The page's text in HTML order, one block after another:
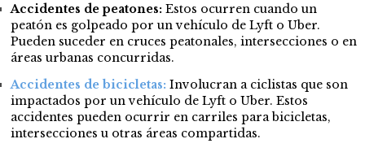
Accidentes de peatones: Estos ocurren cuando un
peatón es golpeado por un vehículo de Lyft o Uber.
Pueden suceder en cruces peatonales, intersecciones o en
áreas urbanas concurridas.
Accidentes de bicicletas: Involucran a ciclistas que son
impactados por un vehículo de Lyft o Uber. Estos
accidentes pueden ocurrir en carriles para bicicletas,
intersecciones u otras áreas compartidas.